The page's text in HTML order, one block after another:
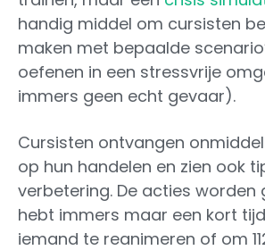
handig middel om cursisten
maken met bepaalde
oefenen in een stressvrije
immers geen echt gevaar).
Cursisten ontvangen
op hun handelen en zien ook
verbetering. De acties worden
hebt immers maar een kort
iemand te reanimeren of om